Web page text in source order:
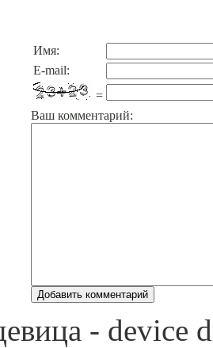
Имя:
E-mail:
=
Ваш комментарий:
- device